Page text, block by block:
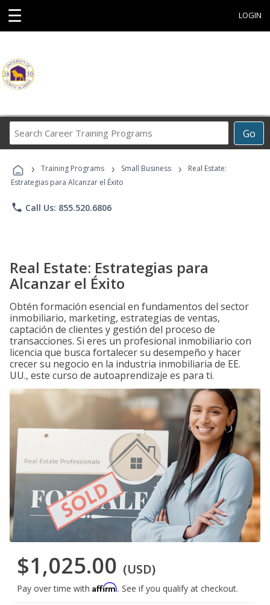
☰ LOGIN
Go
Career
Programs
› Training Programs › Small Business ›
Real Estate:
Estrategias para Alcanzar el Éxito
phone Call Us: 855.520.6806
Real Estate: Estrategias para
Alcanzar el Éxito
Obtén formación esencial en fundamentos del sector
inmobiliario, marketing, estrategias de ventas,
captación de clientes y gestión del proceso de
transacciones. Si eres un profesional inmobiliario con
licencia que busca fortalecer su desempeño y hacer
crecer su negocio en la industria inmobiliaria de EE.
UU., este curso de autoaprendizaje es para ti.
$1,025.00 (USD)
Pay over time with Affirm. See if you qualify at checkout.